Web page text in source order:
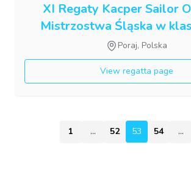
XI Regaty Kacper Sailor
Mistrzostwa Śląska w
Poraj, Polska
View regatta page
53
1 ... 52 53 54 ...